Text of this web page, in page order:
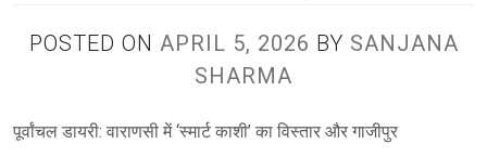
POSTED ON APRIL 5, 2026 BY SANJANA
SHARMA
पूर्वांचल डायरी: वाराणसी में ‘स्मार्ट काशी’ का विस्तार और गाजीपुर